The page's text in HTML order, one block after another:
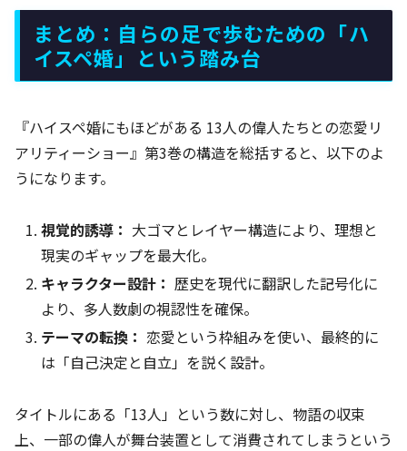
まとめ：自らの足で歩むための「ハ
イスペ婚」という踏み台
『ハイスペ婚にもほどがある 13人の偉人たちとの恋愛リ
アリティーショー』第3巻の構造を総括すると、以下のよ
うになります。
視覚的誘導： 大ゴマとレイヤー構造により、理想と
現実のギャップを最大化。
キャラクター設計： 歴史を現代に翻訳した記号化に
より、多人数劇の視認性を確保。
テーマの転換： 恋愛という枠組みを使い、最終的に
は「自己決定と自立」を説く設計。
タイトルにある「13人」という数に対し、物語の収束
上、一部の偉人が舞台装置として消費されてしまうという